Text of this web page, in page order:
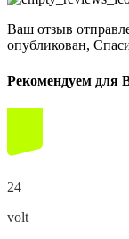
Ваш отзыв
опубликован,
Рекомендуем для
24
volt